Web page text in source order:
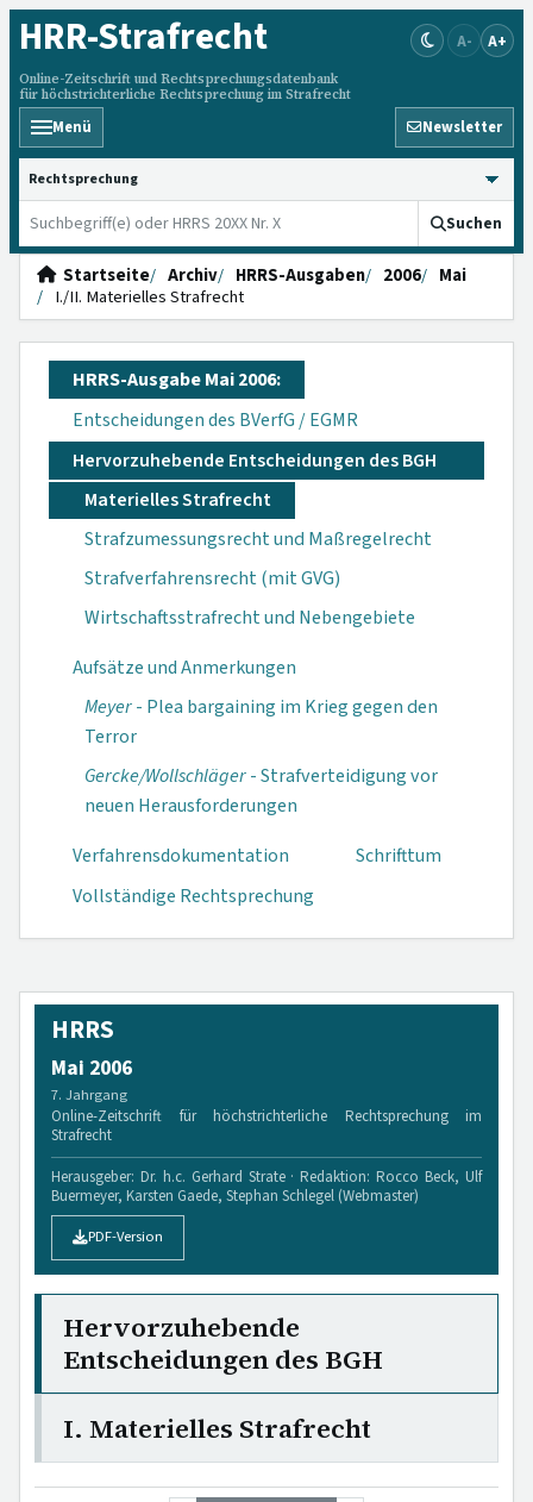
HRR-Strafrecht
Online-Zeitschrift und Rechtsprechungsdatenbank
für höchstrichterliche Rechtsprechung im Strafrecht
A- A+
Menü Newsletter
HRRS durchsuchen
Suchen
Startseite Archiv HRRS-Ausgaben 2006
Mai
I./II. Materielles Strafrecht
HRRS-Ausgabe Mai 2006:
Entscheidungen des BVerfG / EGMR
Hervorzuhebende Entscheidungen des BGH
Materielles Strafrecht
Strafzumessungsrecht und Maßregelrecht
Strafverfahrensrecht (mit GVG)
Wirtschaftsstrafrecht und Nebengebiete
Aufsätze und Anmerkungen
Meyer- Plea bar­gaining im Krieg gegen den
Terror
Gercke/Wollschlä­ger- Strafverteidi­gung vor
neuen Herausforderungen
Verfahrensdokumen­tation
Schrifttum
Vollständige Rechtsprechung
HRRS
Mai 2006
7. Jahrgang
Online-Zeitschrift für höchstrichterliche Rechtsprechung im
Strafrecht
Herausgeber: Dr. h.c. Gerhard Strate · Redaktion: Rocco Beck, Ulf
Buermeyer, Karsten Gaede, Stephan Schlegel (Webmaster)
PDF-Version
Hervorzuhebende
Entscheidungen des BGH
I. Materielles Strafrecht